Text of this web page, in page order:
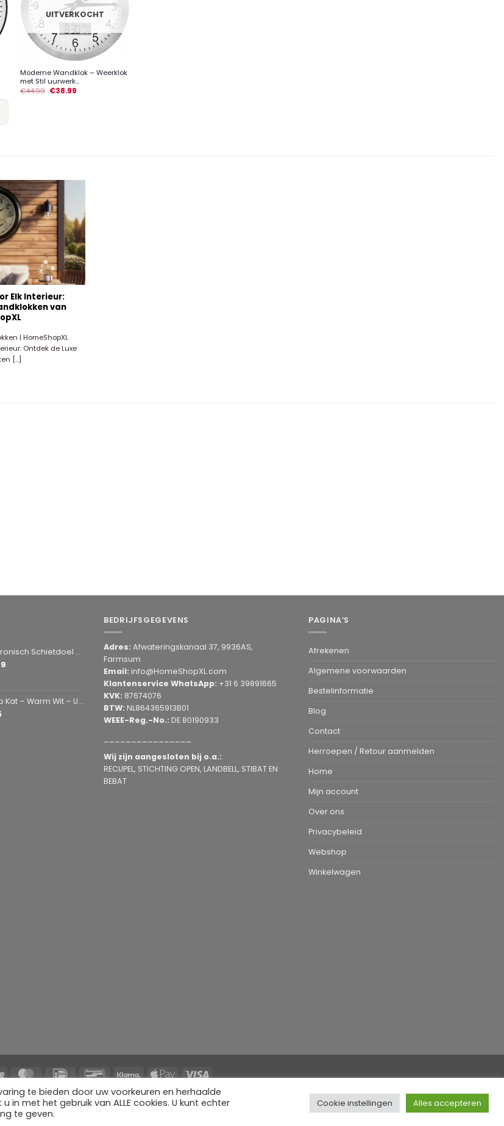
UITVERKOCHT
Moderne Wandklok – Weerklok
met Stil uurwerk...
€44.99 €38.99
Elk Interieur:
van
| HomeShopXL
Ontdek de Luxe
[...]
– Automatische Reset – Digitaal Scorebord – voor Foam Darts
– Decoratieve Tafellamp voor Kinderkamer – 28,5 x 24,5 cm
BEDRIJFSGEGEVENS
Adres: Afwateringskanaal 37, 9936AS,
Farmsum
Email: info@HomeShopXL.com
Klantenservice WhatsApp: +31 6 39891665
KVK: 87674076
BTW: NL864365913B01
WEEE-Reg.-No.: DE 80190933
Wij zijn aangesloten bij o.a.:
RECUPEL, STICHTING OPEN, LANDBELL, STIBAT EN
BEBAT
PAGINA’S
Afrekenen
Algemene voorwaarden
Bestelinformatie
Blog
Contact
Herroepen / Retour aanmelden
Home
Mijn account
Over ons
Privacybeleid
Webshop
Winkelwagen
Stripe MasterCardIDeal BancontactKlarna
Apple
Visa
MIJN ACCOUNT BESTELINFORMATIE OVER ONS BLOG CONTACT
Copyright 2026 ©
te bieden door uw voorkeuren en herhaalde
in met het gebruik van ALLE cookies. U kunt echter
te geven.
Cookie instellingen Alles accepteren